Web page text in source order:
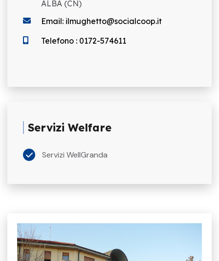
ALBA (CN)
Email: ilmughetto@socialcoop.it
Telefono : 0172-574611
Servizi Welfare
Servizi WellGranda